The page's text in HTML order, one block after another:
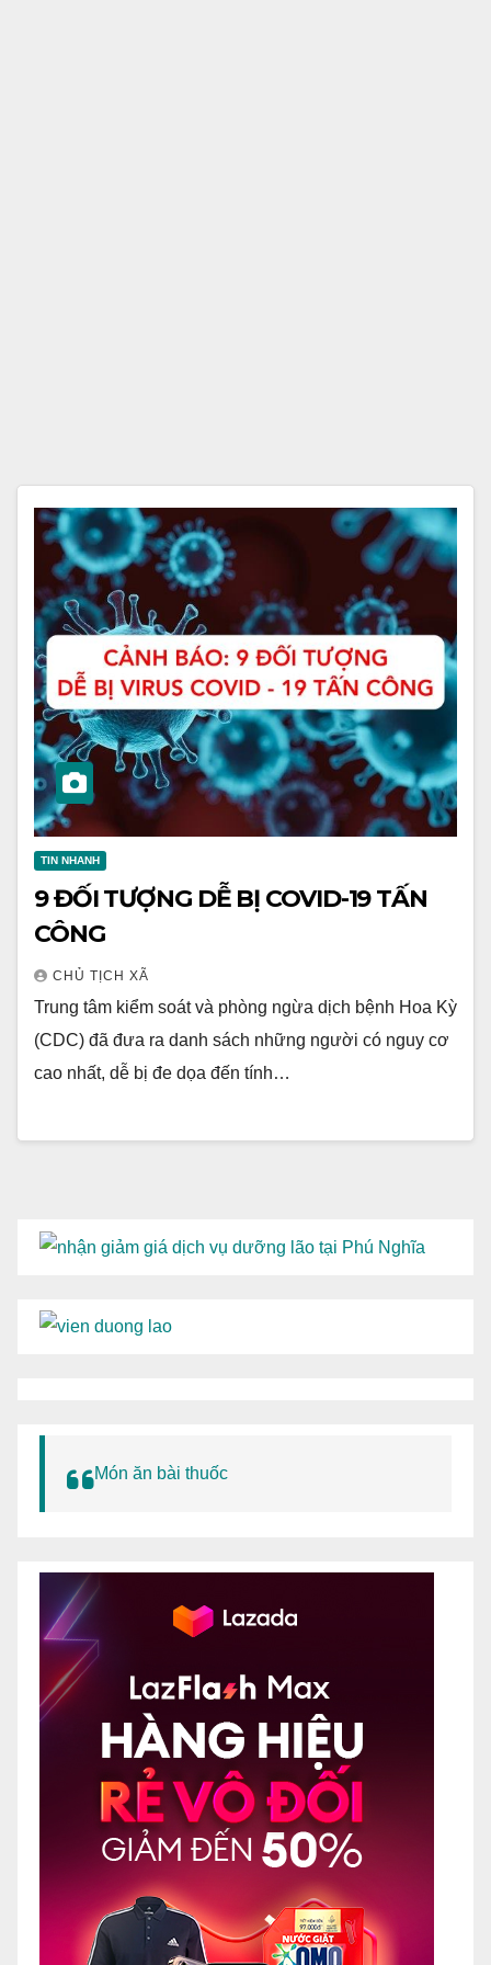
TIN NHANH
9 ĐỐI TƯỢNG DỄ BỊ COVID-19 TẤN
CÔNG
CHỦ TỊCH XÃ
Trung tâm kiểm soát và phòng ngừa dịch bệnh Hoa Kỳ
(CDC) đã đưa ra danh sách những người có nguy cơ
cao nhất, dễ bị đe dọa đến tính…
Món ăn bài thuốc